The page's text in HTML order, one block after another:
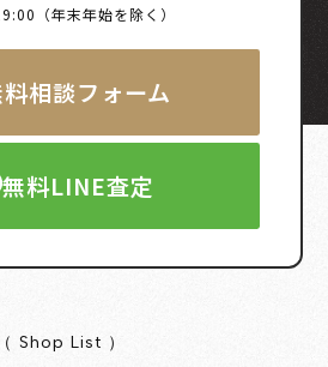
（年末年始を除く）
相談フォーム
無料LINE査定
（ Shop List ）